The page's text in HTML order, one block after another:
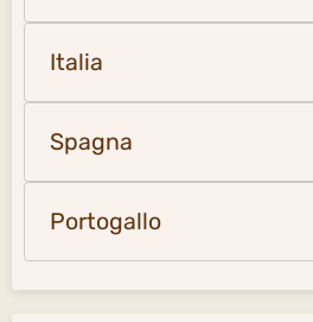
Italia
Spagna
Portogallo